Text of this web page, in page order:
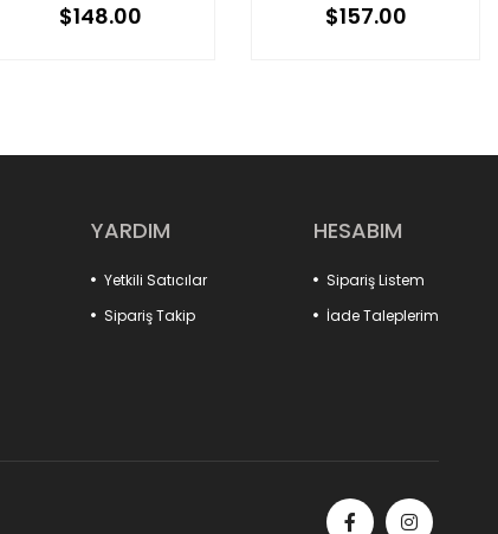
$148.00 $157.00
YARDIM
Yetkili Satıcılar
Sipariş Takip
HESABIM
Sipariş Listem
İade Taleplerim